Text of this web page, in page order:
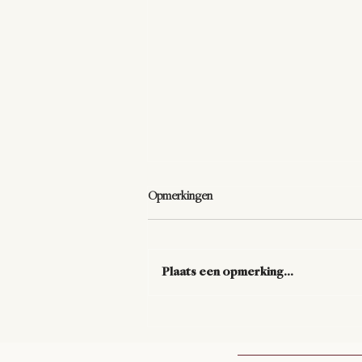
Opmerkingen
Plaats een opmerking...